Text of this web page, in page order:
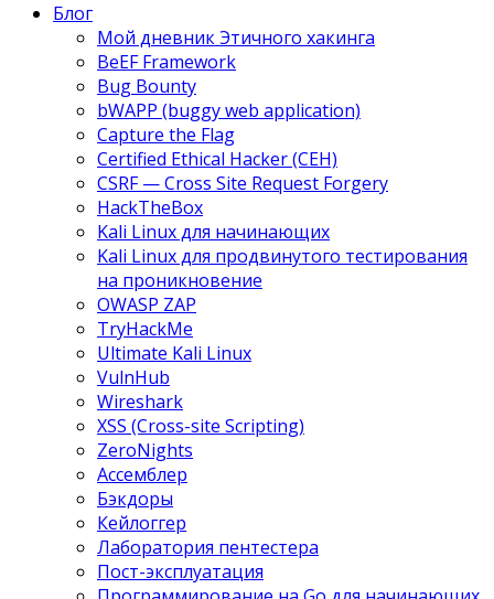
Блог
Мой дневник Этичного хакинга
BeEF Framework
Bug Bounty
bWAPP (buggy web application)
Capture the Flag
Certified Ethical Hacker (CEH)
CSRF — Cross Site Request Forgery
HackTheBox
Kali Linux для начинающих
Kali Linux для продвинутого тестирования
на проникновение
OWASP ZAP
TryHackMe
Ultimate Kali Linux
VulnHub
Wireshark
XSS (Cross-site Scripting)
ZeroNights
Ассемблер
Бэкдоры
Кейлоггер
Лаборатория пентестера
Пост-эксплуатация